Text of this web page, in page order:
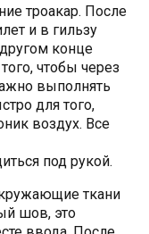
троакар. После
и в гильзу
другом конце
чтобы через
выполнять
для того,
воздух. Все
под рукой.
ткани
шов, это